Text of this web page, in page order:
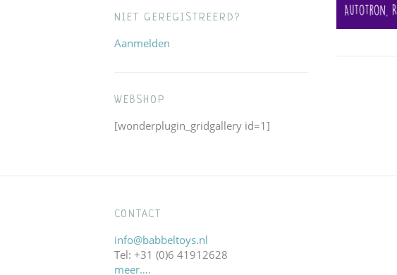
NIET GEREGISTREERD?
Aanmelden
WEBSHOP
[wonderplugin_gridgallery id=1]
CONTACT
info@babbeltoys.nl
Tel: +31 (0)6 41912628
meer….